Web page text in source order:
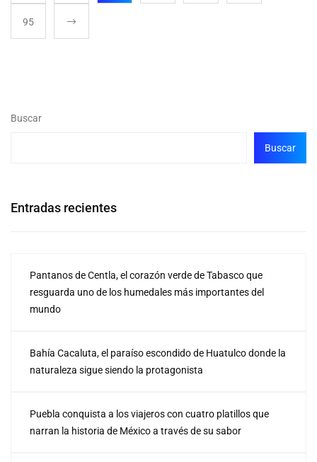
95
Buscar
Buscar
Entradas recientes
Pantanos de Centla, el corazón verde de Tabasco que
resguarda uno de los humedales más importantes del
mundo
Bahía Cacaluta, el paraíso escondido de Huatulco donde la
naturaleza sigue siendo la protagonista
Puebla conquista a los viajeros con cuatro platillos que
narran la historia de México a través de su sabor